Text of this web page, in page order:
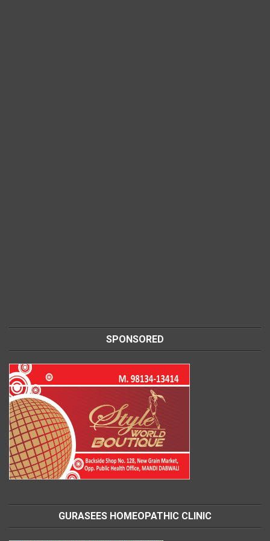
SPONSORED
GURASEES HOMEOPATHIC CLINIC